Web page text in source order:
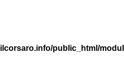
public_html/